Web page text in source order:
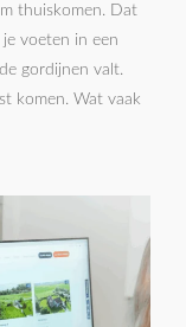
thuiskomen. Dat
voeten in een
gordijnen valt.
komen. Wat vaak